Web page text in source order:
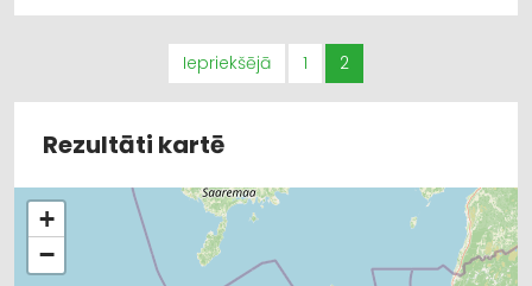
Iepriekšējā 1 2
Rezultāti kartē
+
−